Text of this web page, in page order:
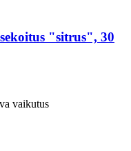
"sitrus", 30
vaikutus